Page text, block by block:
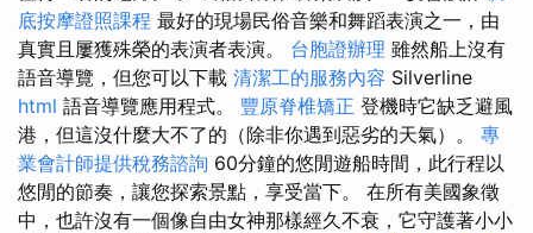
底按摩證照課程 最好的現場民俗音樂和舞蹈表演之一，由
真實且屢獲殊榮的表演者表演。 台胞證辦理 雖然船上沒有
語音導覽，但您可以下載 清潔工的服務內容 Silverline
html 語音導覽應用程式。 豐原脊椎矯正 登機時它缺乏避風
港，但這沒什麼大不了的（除非你遇到惡劣的天氣）。 專
業會計師提供稅務諮詢 60分鐘的悠閒遊船時間，此行程以
悠閒的節奏，讓您探索景點，享受當下。 在所有美國象徵
中，也許沒有一個像自由女神那樣經久不衰，它守護著小小